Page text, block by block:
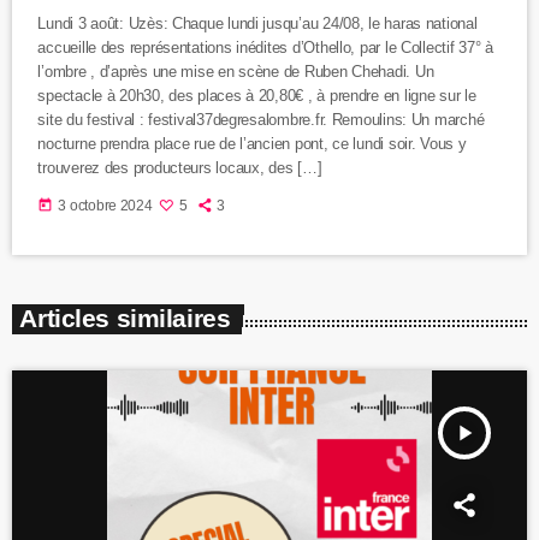
Lundi 3 août: Uzès: Chaque lundi jusqu’au 24/08, le haras national
accueille des représentations inédites d’Othello, par le Collectif 37° à
l’ombre , d’après une mise en scène de Ruben Chehadi. Un
spectacle à 20h30, des places à 20,80€ , à prendre en ligne sur le
site du festival : festival37degresalombre.fr. Remoulins: Un marché
nocturne prendra place rue de l’ancien pont, ce lundi soir. Vous y
trouverez des producteurs locaux, des […]
today 3 octobre 2024 5 3
Articles similaires
play_arrow